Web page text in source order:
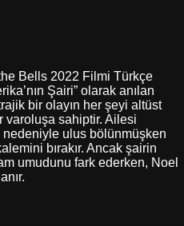
Bells 2022 Filmi Türkçe
Şairi” olarak anılan
bir olayın her şeyi altüst
varoluşa sahiptir. Ailesi
ulus bölünmüşken
bırakır. Ancak şairin
umudunu fark ederken, Noel